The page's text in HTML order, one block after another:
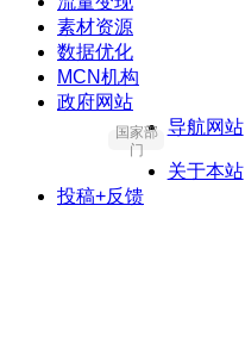
素材资源
数据优化
MCN机构
政府网站
国家部
门
导航网站
关于本站
投稿+反馈